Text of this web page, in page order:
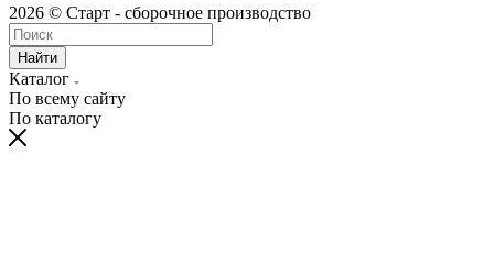
2026 © Старт - сборочное производство
Найти
Каталог
По всему сайту
По каталогу